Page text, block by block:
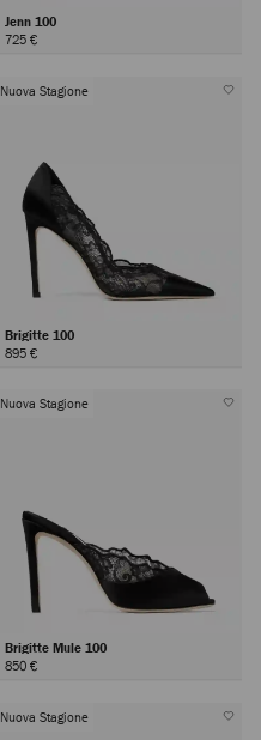
Jenn 100
725 €
Nuova Stagione
Brigitte 100
895 €
Nuova Stagione
Brigitte Mule 100
850 €
Nuova Stagione